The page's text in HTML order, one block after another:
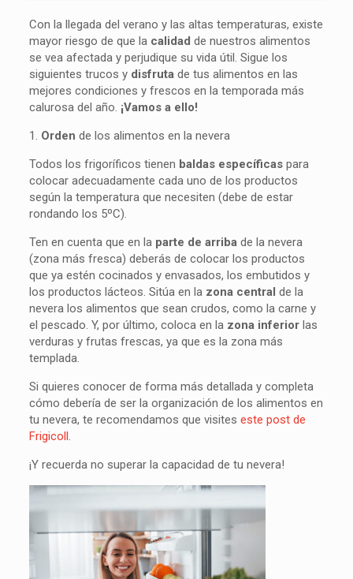
Con la llegada del verano y las altas temperaturas, existe
mayor riesgo de que la calidad de nuestros alimentos
se vea afectada y perjudique su vida útil. Sigue los
siguientes trucos y disfrutade tus alimentos en las
mejores condiciones y frescos en la temporada más
calurosa del año. ¡Vamos a ello!
1. Orden de los alimentos en la nevera
Todos los frigoríficos tienen baldas específicaspara
colocar adecuadamente cada uno de los productos
según la temperatura que necesiten (debe de estar
rondando los 5ºC).
Ten en cuenta que en la parte de arribade la nevera
(zona más fresca) deberás de colocar los productos
que ya estén cocinados y envasados, los embutidos y
los productos lácteos. Sitúa en la zona central de la
nevera los alimentos que sean crudos, como la carne y
el pescado. Y, por último, coloca en la zona inferiorlas
verduras y frutas frescas, ya que es la zona más
templada.
Si quieres conocer de forma más detallada y completa
cómo debería de ser la organización de los alimentos en
tu nevera, te recomendamos que visites este post de
Frigicoll .
¡Y recuerda no superar la capacidad de tu nevera!